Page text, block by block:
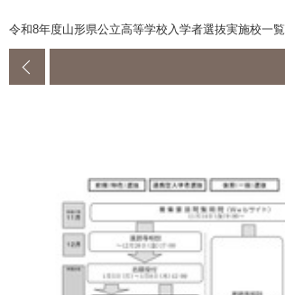
令和8年度山形県公立高等学校入学者選抜実施校一覧